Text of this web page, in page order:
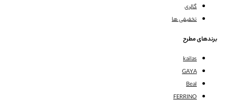
گالری
تخفیفی ها
برندهای مطرح
kailas
GAYA
Beal
FERRINO